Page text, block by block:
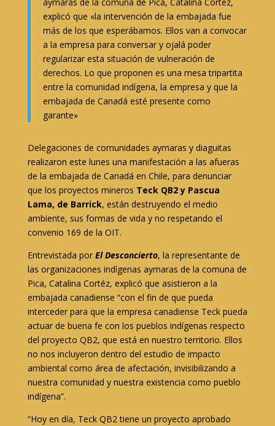
explicó que «la intervención de la embajada fue
más de los que esperábamos. Ellos van a convocar
a la empresa para conversar y ojalá poder
regularizar esta situación de vulneración de
derechos. Lo que proponen es una mesa tripartita
entre la comunidad indígena, la empresa y que la
embajada de Canadá esté presente como
garante»
Delegaciones de comunidades aymaras y diaguitas
realizaron este lunes una manifestación a las afueras
de la embajada de Canadá en Chile, para denunciar
que los proyectos mineros Teck QB2 y Pascua
Lama, de Barrick, están destruyendo el medio
ambiente, sus formas de vida y no respetando el
convenio 169 de la OIT.
Entrevistada por El Desconcierto, la representante de
las organizaciones indígenas aymaras de la comuna de
Pica, Catalina Cortéz, explicó que asistieron a la
embajada canadiense “con el fin de que pueda
interceder para que la empresa canadiense Teck pueda
actuar de buena fe con los pueblos indígenas respecto
del proyecto QB2, que está en nuestro territorio. Ellos
no nos incluyeron dentro del estudio de impacto
ambiental como área de afectación, invisibilizando a
nuestra comunidad y nuestra existencia como pueblo
indígena”.
“Hoy en día, Teck QB2 tiene un proyecto aprobado